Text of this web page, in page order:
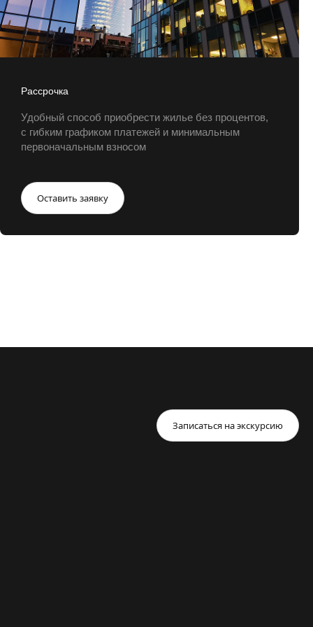
Рассрочка
Удобный способ приобрести жилье без процентов,
с гибким графиком платежей и минимальным
первоначальным взносом
Оставить заявку
Записаться на экскурсию